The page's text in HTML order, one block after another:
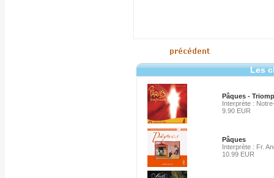
Les
Pâques -
Interprète :
9.90 EUR
Pâques
Interprète : Fr.
10.99 EUR